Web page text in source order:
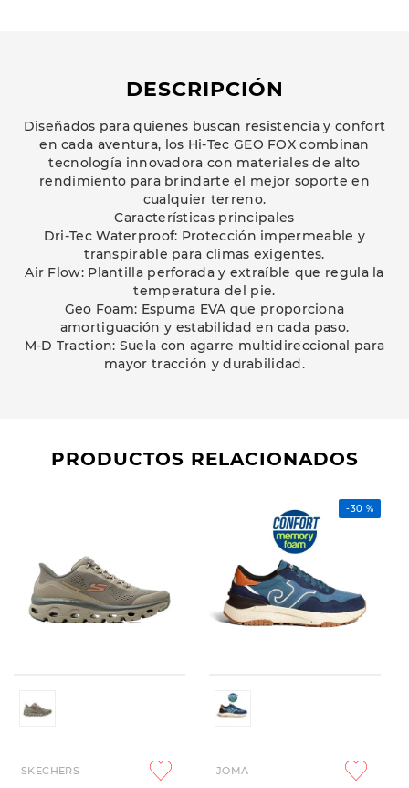
DESCRIPCIÓN
Diseñados para quienes buscan resistencia y confort
en cada aventura, los Hi-Tec GEO FOX combinan
tecnología innovadora con materiales de alto
rendimiento para brindarte el mejor soporte en
cualquier terreno.
Características principales
Dri-Tec Waterproof: Protección impermeable y
transpirable para climas exigentes.
Air Flow: Plantilla perforada y extraíble que regula la
temperatura del pie.
Geo Foam: Espuma EVA que proporciona
amortiguación y estabilidad en cada paso.
M-D Traction: Suela con agarre multidireccional para
mayor tracción y durabilidad.
PRODUCTOS RELACIONADOS
SKECHERS
-30 %
JOMA